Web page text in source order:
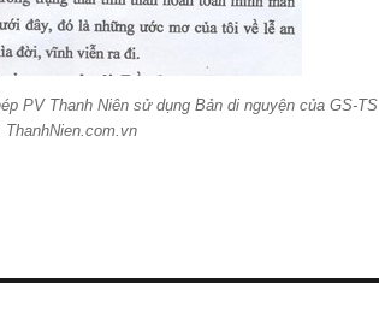
PV Thanh Niên sử dụng Bản di nguyện của GS-TS